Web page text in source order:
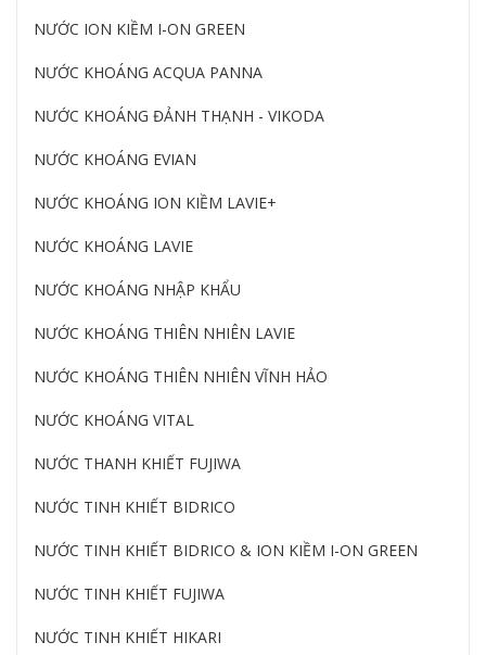
NƯỚC ION KIỀM I-ON GREEN
NƯỚC KHOÁNG ACQUA PANNA
NƯỚC KHOÁNG ĐẢNH THẠNH - VIKODA
NƯỚC KHOÁNG EVIAN
NƯỚC KHOÁNG ION KIỀM LAVIE+
NƯỚC KHOÁNG LAVIE
NƯỚC KHOÁNG NHẬP KHẨU
NƯỚC KHOÁNG THIÊN NHIÊN LAVIE
NƯỚC KHOÁNG THIÊN NHIÊN VĨNH HẢO
NƯỚC KHOÁNG VITAL
NƯỚC THANH KHIẾT FUJIWA
NƯỚC TINH KHIẾT BIDRICO
NƯỚC TINH KHIẾT BIDRICO & ION KIỀM I-ON GREEN
NƯỚC TINH KHIẾT FUJIWA
NƯỚC TINH KHIẾT HIKARI